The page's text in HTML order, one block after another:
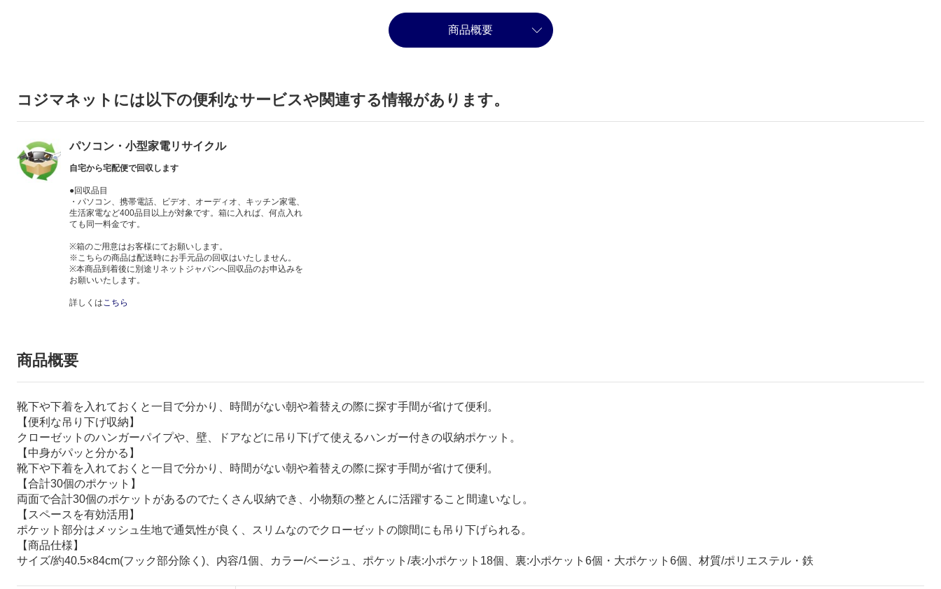
商品概要
コジマネットには以下の便利なサービスや関連する情報があります。
パソコン・小型家電リサイクル
自宅から宅配便で回収します
●回収品目
・パソコン、携帯電話、ビデオ、オーディオ、キッチン家電、
生活家電など400品目以上が対象です。箱に入れば、何点入れ
ても同一料金です。
※箱のご用意はお客様にてお願いします。
※こちらの商品は配送時にお手元品の回収はいたしません。
※本商品到着後に別途リネットジャパンへ回収品のお申込みを
お願いいたします。
詳しくは こちら
商品概要
靴下や下着を入れておくと一目で分かり、時間がない朝や着替えの際に探す手間が省けて便利。
【便利な吊り下げ収納】
クローゼットのハンガーパイプや、壁、ドアなどに吊り下げて使えるハンガー付きの収納ポケット。
【中身がパッと分かる】
靴下や下着を入れておくと一目で分かり、時間がない朝や着替えの際に探す手間が省けて便利。
【合計30個のポケット】
両面で合計30個のポケットがあるのでたくさん収納でき、小物類の整とんに活躍すること間違いなし。
【スペースを有効活用】
ポケット部分はメッシュ生地で通気性が良く、スリムなのでクローゼットの隙間にも吊り下げられる。
【商品仕様】
サイズ/約40.5×84cm(フック部分除く)、内容/1個、カラー/ベージュ、ポケット/表:小ポケット18個、裏:小ポケット6個・大ポケット6個、材質/ポリエステル・鉄